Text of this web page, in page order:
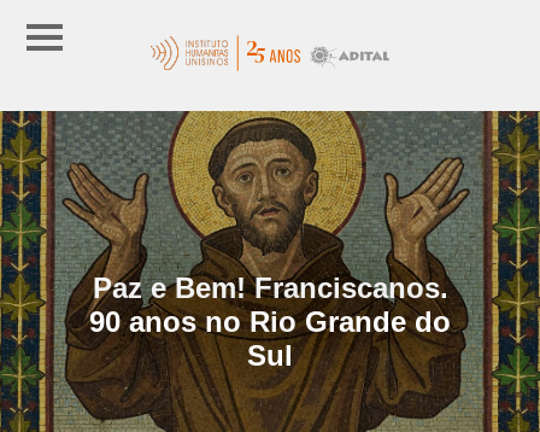
Paz e Bem! Franciscanos.
90 anos no Rio Grande do
Sul